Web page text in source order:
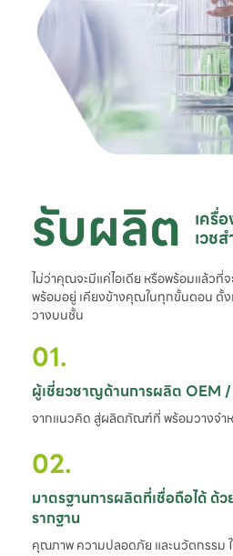
รับผลิต เครื่
เวช
ไม่ว่าคุณจะมีแค่ไอเดีย หรือพร้อมแล้วที่
พร้อมอยู่ เคียงข้างคุณในทุกขั้นตอน ตั้
วางบนชั้น
01.
ผู้เชี่ยวชาญด้านการผลิต OEM
จากแนวคิด สู่ผลิตภัณฑ์ที่ พร้อมวางจำ
02.
มาตรฐานการผลิตที่เชื่อถือได้ ด้
รากฐาน
คุณภาพ ความปลอดภัย และนวัตกรร